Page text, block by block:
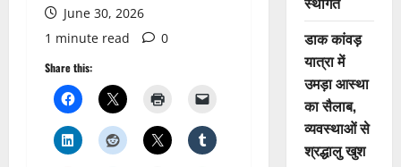
June 30, 2026
1 minute read
0
Share this:
डाक कांवड़
यात्रा में
उमड़ा आस्था
का सैलाब,
व्यवस्थाओं से
श्रद्धालु खुश